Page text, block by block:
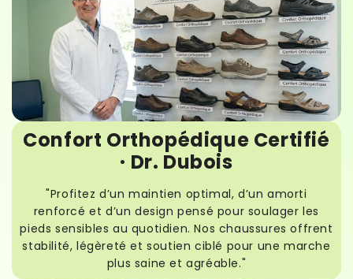
Confort Orthopédique Certifié
· Dr. Dubois
"Profitez d’un maintien optimal, d’un amorti
renforcé et d’un design pensé pour soulager les
pieds sensibles au quotidien. Nos chaussures offrent
stabilité, légèreté et soutien ciblé pour une marche
plus saine et agréable."